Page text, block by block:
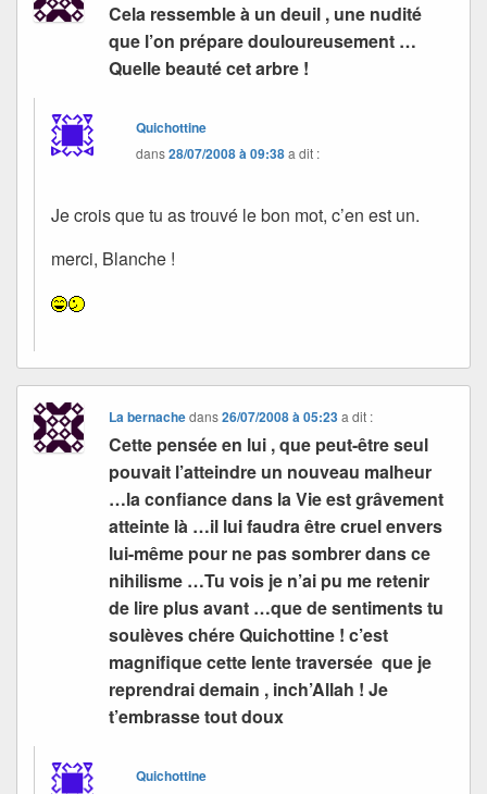
Cela ressemble à un deuil , une nudité
que l’on prépare douloureusement …
Quelle beauté cet arbre !
Quichottine
dans28/07/2008 à 09:38a dit :
Je crois que tu as trouvé le bon mot, c’en est un.
merci, Blanche !
La bernachedans26/07/2008 à 05:23 a dit :
Cette pensée en lui , que peut-être seul
pouvait l’atteindre un nouveau malheur
…la confiance dans la Vie est grâvement
atteinte là …il lui faudra être cruel envers
lui-même pour ne pas sombrer dans ce
nihilisme …Tu vois je n’ai pu me retenir
de lire plus avant …que de sentiments tu
soulèves chére Quichottine ! c’est
magnifique cette lente traversée que je
reprendrai demain , inch’Allah ! Je
t’embrasse tout doux
Quichottine